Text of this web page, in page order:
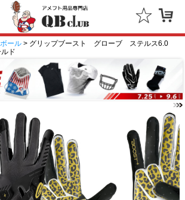
ール > グリップブースト グローブ ステルス6.0
ド